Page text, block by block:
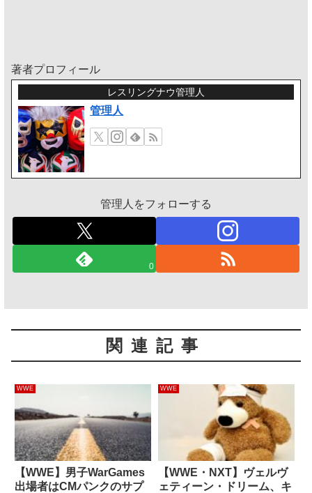
著者プロフィール
レスリングナウ管理人
管理人
管理人をフォローする
0
関連記事
WWE
【WWE】男子WarGames
出場者はCMパンクのサプ
WWE
【WWE・NXT】ヴェルヴ
ェティーン・ドリーム、キ